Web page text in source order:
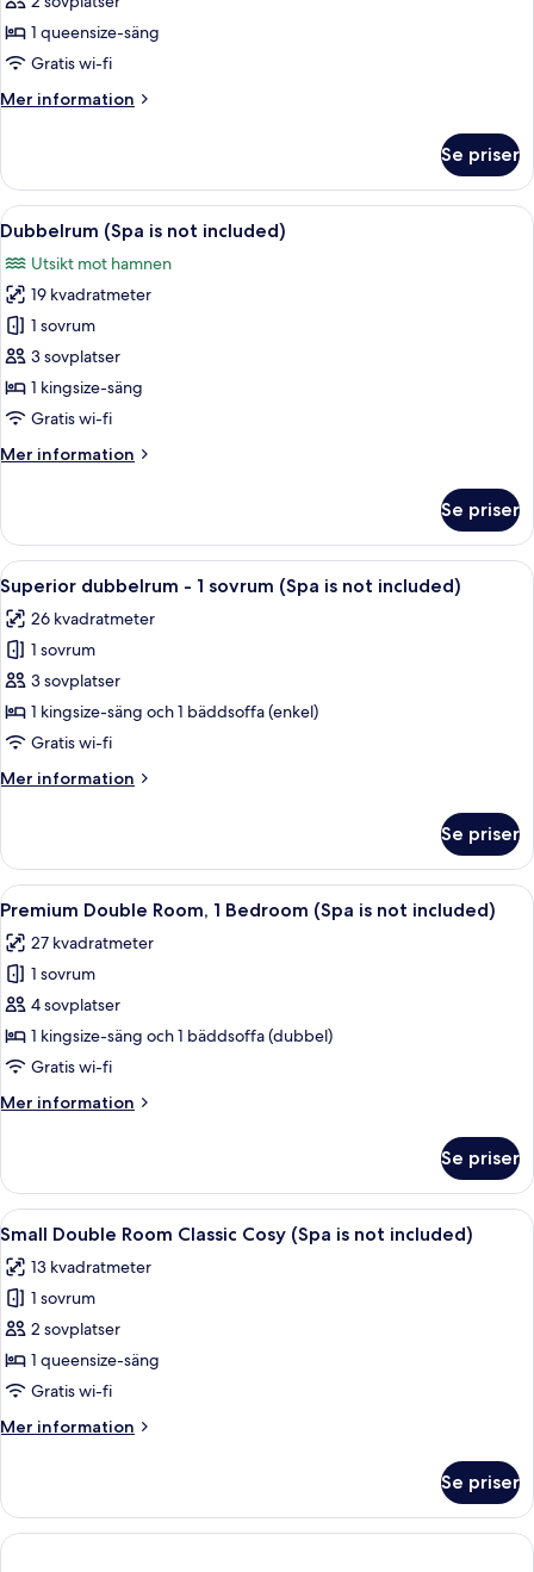
Double
Room
(Spa
included)
1 queensize-säng
Gratis wi-fi
Mer information
Mer
Double
Room
Classic
is
not
included)
Se priser
Öppna
alla
foton
för
Dubbelrum
(Spa
is
not
Ett hotellrum med två sängar, ett
6
Dubbelrum (Spa is not included)
Utsikt mot hamnen
19 kvadratmeter
1 sovrum
3 sovplatser
1 kingsize-säng
Gratis wi-fi
Mer information
Mer
(Spa
is
not
included)
Se priser
Öppna
alla
foton
för
Superior
dubbelrum
-
sovrum
not
included)
Ett rum med ett träbord, en stol, en
5
Superior dubbelrum - 1 sovrum (Spa is not included)
26 kvadratmeter
1 sovrum
3 sovplatser
1 kingsize-säng och 1 bäddsoffa (enkel)
Gratis wi-fi
Mer information
Mer
dubbelrum
1
(Spa
is
not
included)
Se priser
Öppna
alla
foton
för
Premium
Double
Room,
Bedroom
not
included)
En snyggt bäddad säng med vita
7
Premium Double Room, 1 Bedroom (Spa is not included)
27 kvadratmeter
1 sovrum
4 sovplatser
1 kingsize-säng och 1 bäddsoffa (dubbel)
Gratis wi-fi
Mer information
Mer
Double
Room,
1
(Spa
is
not
included)
Se priser
Öppna
alla
foton
för
Small
Double
Room
Cosy
not
included)
Ett hotellrum med en säng, kuddar,
6
Small Double Room Classic Cosy (Spa is not included)
13 kvadratmeter
1 sovrum
2 sovplatser
1 queensize-säng
Gratis wi-fi
Mer information
Mer
Double
Room
Classic
Se priser